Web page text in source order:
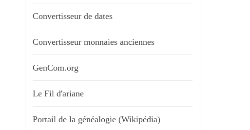
Convertisseur de dates
Convertisseur monnaies anciennes
GenCom.org
Le Fil d'ariane
Portail de la généalogie (Wikipédia)